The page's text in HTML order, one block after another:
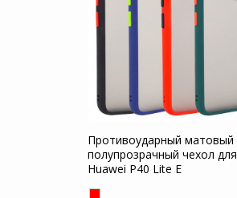
Противоударный матовый
полупрозрачный чехол для
Huawei P40 Lite E